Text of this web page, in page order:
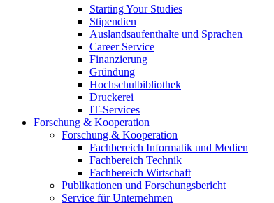
Starting Your Studies
Stipendien
Auslandsaufenthalte und Sprachen
Career Service
Finanzierung
Gründung
Hochschulbibliothek
Druckerei
IT-Services
Forschung & Kooperation
Forschung & Kooperation
Fachbereich Informatik und Medien
Fachbereich Technik
Fachbereich Wirtschaft
Publikationen und Forschungsbericht
Service für Unternehmen